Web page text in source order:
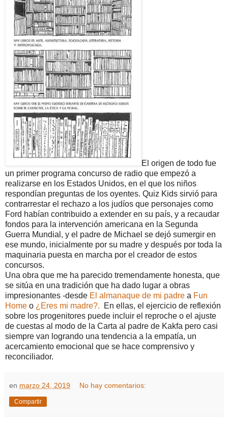
El origen de todo fue
un primer programa concurso de radio que empezó a
realizarse en los Estados Unidos, en el que los niños
respondían preguntas de los oyentes. Quiz Kids sirvió para
contrarrestar el rechazo a los judíos que personajes como
Ford habían contribuido a extender en su país, y a recaudar
fondos para la intervención americana en la Segunda
Guerra Mundial, y el padre de Michael se dejó sumergir en
ese mundo, inicialmente por su madre y después por toda la
maquinaria puesta en marcha por el creador de estos
concursos.
Una obra que me ha parecido tremendamente honesta, que
se sitúa en una tradición que ha dado lugar a obras
impresionantes -desde El almanaque de mi padre a Fun
Home o ¿Eres mi madre?.
En ellas, el ejercicio de reflexión
sobre los progenitores puede incluir el reproche o el ajuste
de cuestas al modo de la Carta al padre de Kakfa pero casi
siempre van logrando una tendencia a la empatía, un
acercamiento emocional que se hace comprensivo y
reconciliador.
en marzo 24, 2019 No hay comentarios:
Compartir